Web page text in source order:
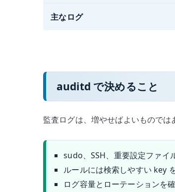
主なログ
auditd で決めること
監査ログは、増やせばよいもので
sudo、SSH、重要設定ファイ
ルールには検索しやすい key
ログ容量とローテーションを